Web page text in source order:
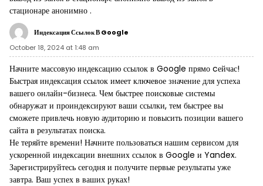
стационаре анонимно .
Индексация Ссылок В Google
October 18, 2024 at 1:48 am
Начните массовую индексацию ссылок в Google прямо cейчас!
Быстрая индексация ссылок имеет ключевое значение для успеха
вашего онлайн-бизнеса. Чем быстрее поисковые системы
обнаружат и проиндексируют ваши ссылки, тем быстрее вы
сможете привлечь новую аудиторию и повысить позиции вашего
сайта в результатах поиска.
Не теряйте времени! Начните пользоваться нашим сервисом для
ускоренной индексации внешних ссылок в Google и Yandex.
Зарегистрируйтесь сегодня и получите первые результаты уже
завтра. Ваш успех в ваших руках!